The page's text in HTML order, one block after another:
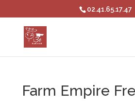
02.41.65.17.47
Farm Empire